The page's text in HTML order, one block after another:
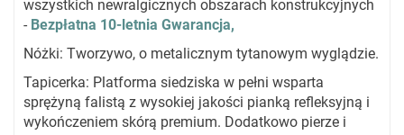
wszystkich newralgicznych obszarach konstrukcyjnych
- Bezpłatna 10-letnia Gwarancja,
Nóżki: Tworzywo, o metalicznym tytanowym wyglądzie.
Tapicerka: Platforma siedziska w pełni wsparta
sprężyną falistą z wysokiej jakości pianką refleksyjną i
wykończeniem skórą premium. Dodatkowo pierze i